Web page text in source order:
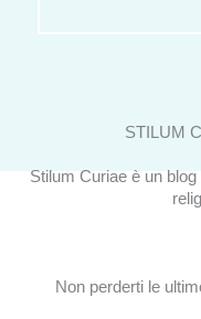
STILUM
Stilum Curiae è un
Non perderti le